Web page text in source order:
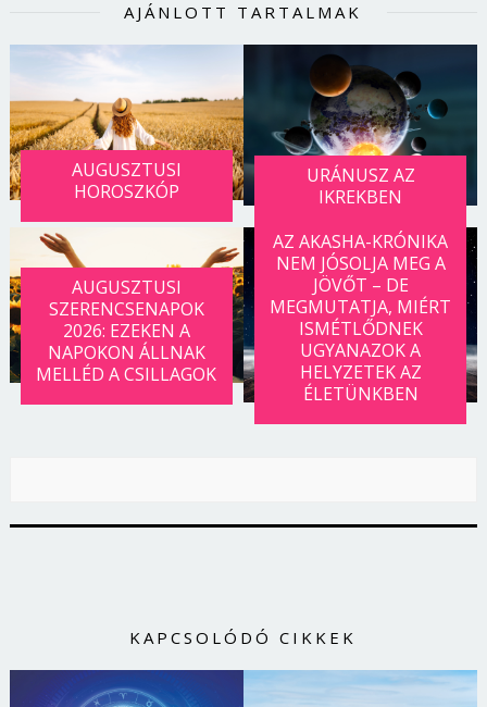
AJÁNLOTT TARTALMAK
AUGUSZTUSI
HOROSZKÓP
URÁNUSZ AZ
IKREKBEN
AUGUSZTUSI
SZERENCSENAPOK
2026: EZEKEN A
NAPOKON ÁLLNAK
MELLÉD A CSILLAGOK
AZ AKASHA-KRÓNIKA
NEM JÓSOLJA MEG A
JÖVŐT – DE
MEGMUTATJA, MIÉRT
ISMÉTLŐDNEK
UGYANAZOK A
HELYZETEK AZ
ÉLETÜNKBEN
KAPCSOLÓDÓ CIKKEK